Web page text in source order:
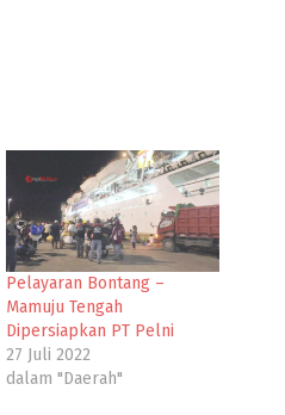
Pelayaran Bontang –
Mamuju Tengah
Dipersiapkan PT Pelni
27 Juli 2022
dalam "Daerah"